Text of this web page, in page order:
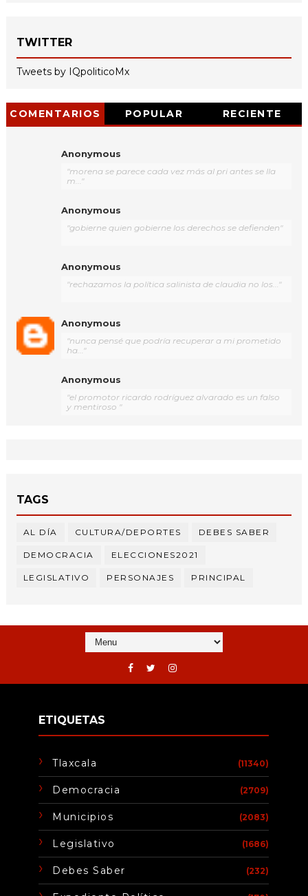
TWITTER
Tweets by IQpoliticoMx
COMENTARIOS POPULAR RECIENTE
Anonymous
"morena se parece cada vez más al pri antes se lla
m..."
Anonymous
"gobierne quien gobierne los derechos se defienden"
Anonymous
"rechazamos la política salinista de claudia no los..."
Anonymous
"nunca pensé que podría recuperar a mi prometido
ha..."
Anonymous
"el promotor ricardo rodríguez alvarado es un falso
y mentiroso "
TAGS
AL DÍA CULTURA/DEPORTES DEBES SABER
DEMOCRACIA ELECCIONES2021
LEGISLATIVO PERSONAJES PRINCIPAL
ETIQUETAS
Tlaxcala (11340)
Democracia (2709)
Municipios (2083)
Legislativo (1686)
Debes Saber (232)